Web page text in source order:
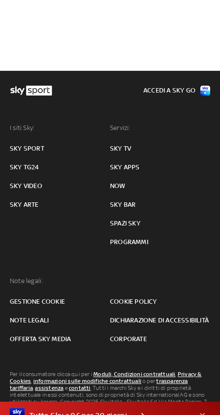
I siti Sky:
SKY SPORT
SKY TG24
SKY VIDEO
SKY ARTE
Servizi:
SKY TV
SKY APPS
NOW
SKY BAR
SPAZI SKY
PROGRAMMI
Note legali:
GESTIONE COOKIE COOKIE POLICY
NOTE LEGALI DICHIARAZIONE DI ACCESSIBILITÀ
OFFERTA SKY MEDIA CORPORATE
ACCEDI A SKY GO
Per il consumatore clicca qui per iModuli, Condizioni contrattuali, Privacy &
Cookies, informazioni sulle modifiche contrattuali o pertrasparenza
tariffaria,assistenza econtatti. Tutti i marchi Sky e i diritti di proprietà
intellettuale in essi contenuti, sono di proprietà di Sky international AG e sono
utilizzati su licenza. Copyright 2026 Sky Italia - Sky Italia Srl Via Monte Penice, 7 -
20138 Milano P.IVA 04619241005. SkyTG24: ISSN 3035-1537 e SkySport: ISSN